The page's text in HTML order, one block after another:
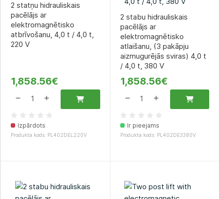
2 statņu hidrauliskais
pacēlājs ar
elektromagnētisko
atbrīvošanu, 4,0 t / 4,0 t,
220 V
1,858.56€
Izpārdots
Produkta kods: PL402DEL220V
2 stabu hidrauliskais
pacēlājs ar
elektromagnētisko
atlaišanu, (3 pakāpju
aizmugurējās sviras) 4,0 t
/ 4,0 t, 380 V
1,858.56€
Ir pieejams
Produkta kods: PL402DE3380V